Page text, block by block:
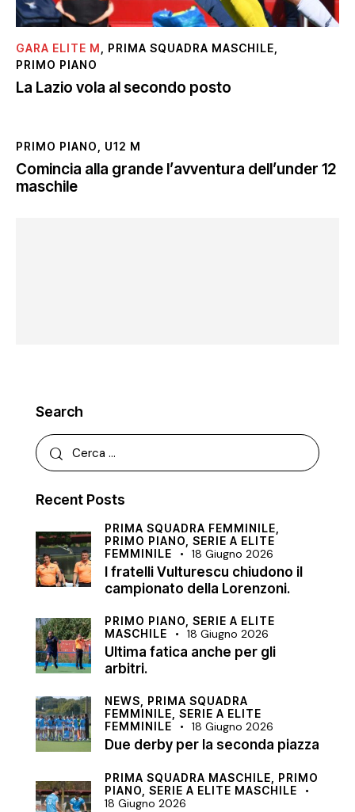
GARA ELITE M PRIMA SQUADRA MASCHILE
PRIMO PIANO
La Lazio vola al secondo posto
PRIMO PIANO U12 M
Comincia alla grande l’avventura dell’under 12
maschile
Search
Recent Posts
PRIMA SQUADRA FEMMINILE,
PRIMO PIANO, SERIE A ELITE
FEMMINILE
18 Giugno 2026
I fratelli Vulturescu chiudono il
campionato della Lorenzoni.
PRIMO PIANO, SERIE A ELITE
MASCHILE
18 Giugno 2026
Ultima fatica anche per gli
arbitri.
NEWS, PRIMA SQUADRA
FEMMINILE, SERIE A ELITE
FEMMINILE
18 Giugno 2026
Due derby per la seconda piazza
PRIMA SQUADRA MASCHILE, PRIMO
PIANO, SERIE A ELITE MASCHILE
18 Giugno 2026